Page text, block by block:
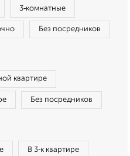
3‑комнатные
Без посредников
квартире
Без посредников
В 3‑к квартире